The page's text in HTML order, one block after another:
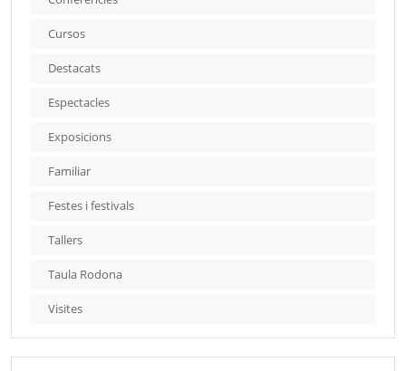
Cursos
Destacats
Espectacles
Exposicions
Familiar
Festes i festivals
Tallers
Taula Rodona
Visites